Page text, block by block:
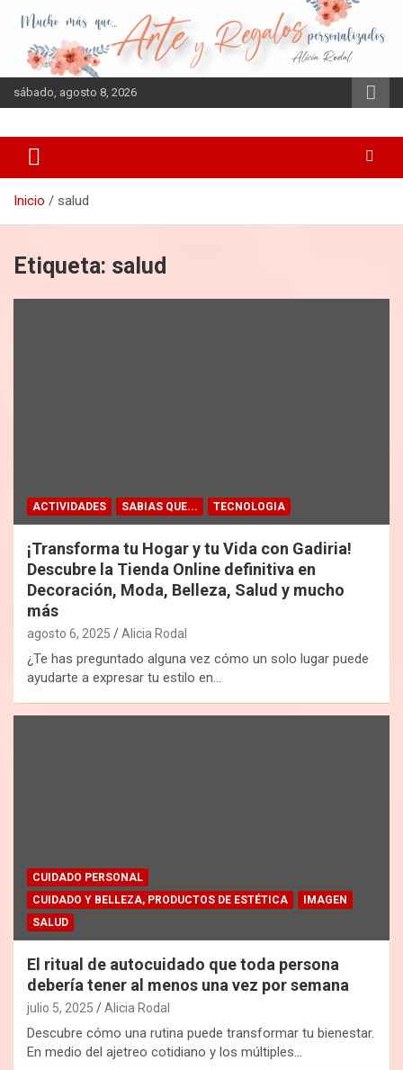
contenido
sábado, agosto 8, 2026
Inicio salud
Etiqueta: salud
ACTIVIDADES SABIAS QUE... TECNOLOGIA
¡Transforma tu Hogar y tu Vida con Gadiria!
Descubre la Tienda Online definitiva en
Decoración, Moda, Belleza, Salud y mucho
más
agosto 6, 2025 Alicia Rodal
¿Te has preguntado alguna vez cómo un solo lugar puede
ayudarte a expresar tu estilo en…
CUIDADO PERSONAL
CUIDADO Y BELLEZA, PRODUCTOS DE ESTÉTICA
IMAGEN
SALUD
El ritual de autocuidado que toda persona
debería tener al menos una vez por semana
julio 5, 2025 Alicia Rodal
Descubre cómo una rutina puede transformar tu bienestar.
En medio del ajetreo cotidiano y los múltiples…